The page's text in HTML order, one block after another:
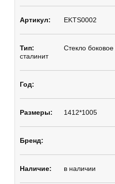
EKTS0002
Стекло боковое
сталинит
1412*1005
в наличии